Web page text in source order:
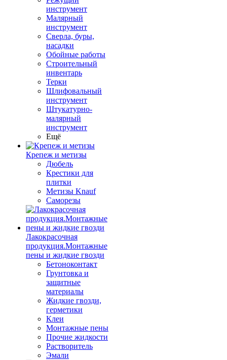
инструмент
Малярный
инструмент
Сверла, буры,
насадки
Обойные работы
Строительный
инвентарь
Терки
Шлифовальный
инструмент
Штукатурно-
малярный
инструмент
Ещё
Крепеж и метизы
Дюбель
Крестики для
плитки
Метизы Knauf
Саморезы
Лакокрасочная
продукция.Монтажные
пены и жидкие гвозди
Бетоноконтакт
Грунтовка и
защитные
материалы
Жидкие гвозди,
герметики
Клеи
Монтажные пены
Прочие жидкости
Растворитель
Эмали